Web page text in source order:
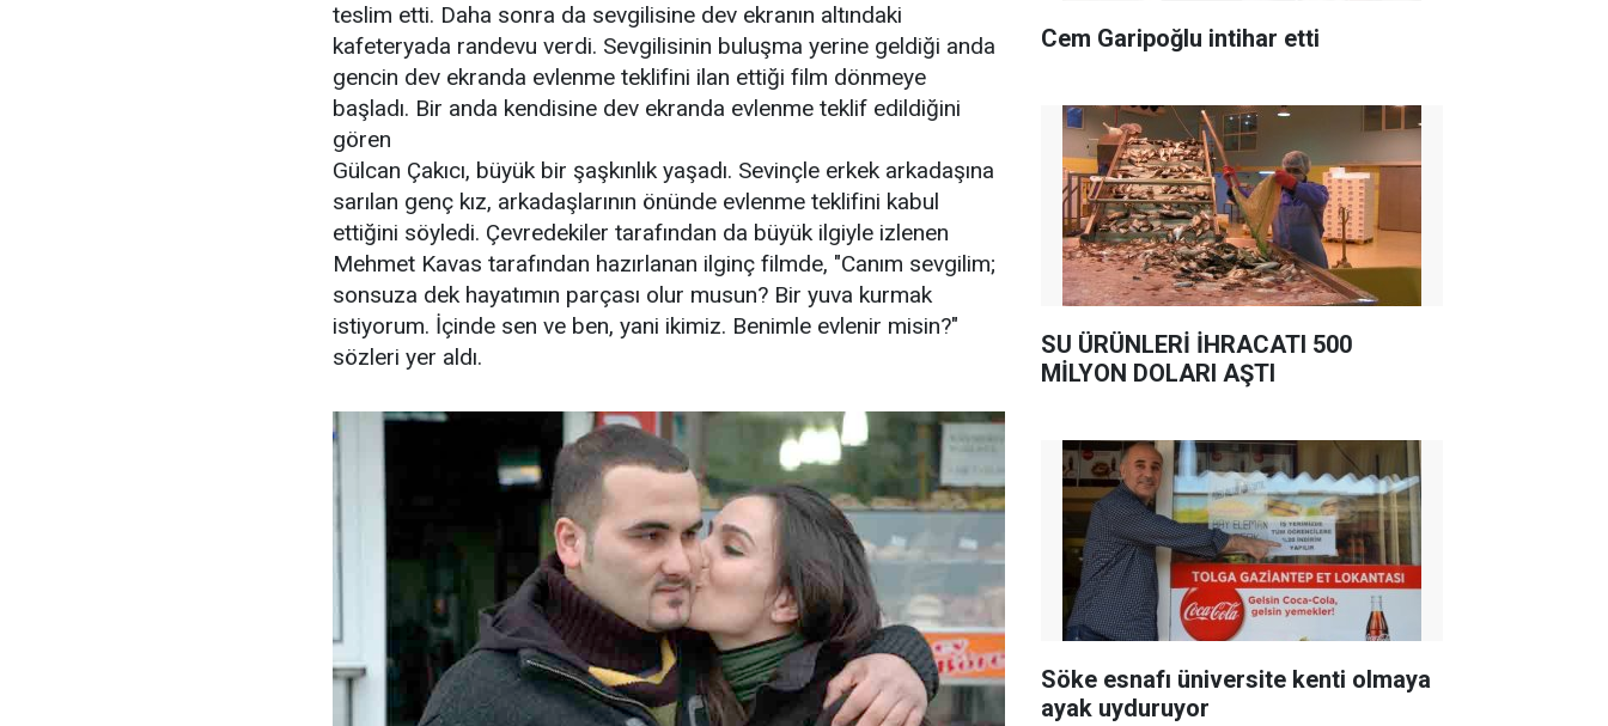
teslim etti. Daha sonra da sevgilisine dev ekranın altındaki
kafeteryada randevu verdi. Sevgilisinin buluşma yerine geldiği anda
gencin dev ekranda evlenme teklifini ilan ettiği film dönmeye
başladı. Bir anda kendisine dev ekranda evlenme teklif edildiğini
gören
Gülcan Çakıcı, büyük bir şaşkınlık yaşadı. Sevinçle erkek arkadaşına
sarılan genç kız, arkadaşlarının önünde evlenme teklifini kabul
ettiğini söyledi. Çevredekiler tarafından da büyük ilgiyle izlenen
Mehmet Kavas tarafından hazırlanan ilginç filmde, "Canım sevgilim;
sonsuza dek hayatımın parçası olur musun? Bir yuva kurmak
istiyorum. İçinde sen ve ben, yani ikimiz. Benimle evlenir misin?"
sözleri yer aldı.
Cem Garipoğlu intihar etti
SU ÜRÜNLERİ İHRACATI 500
MİLYON DOLARI AŞTI
Söke esnafı üniversite kenti olmaya
ayak uyduruyor